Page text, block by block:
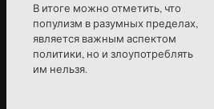
В итоге можно отметить, что
популизм в разумных пределах,
является важным аспектом
политики, но и злоупотреблять
им нельзя.